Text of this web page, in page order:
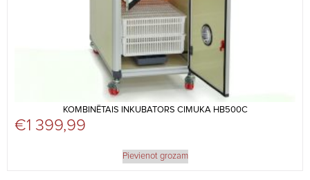
KOMBINĒTAIS INKUBATORS CIMUKA HB500C
€1 399,99
Pievienot grozam